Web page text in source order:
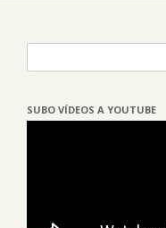
SUBO VÍDEOS A YOUTUBE